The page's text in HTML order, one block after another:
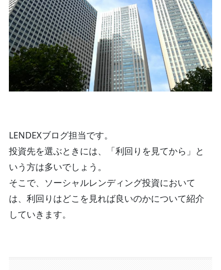
LENDEXブログ担当です。
投資先を選ぶときには、「利回りを見てから」と
いう方は多いでしょう。
そこで、ソーシャルレンディング投資において
は、利回りはどこを見れば良いのかについて紹介
していきます。